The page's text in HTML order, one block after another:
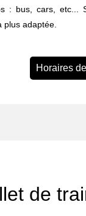
: bus, cars, etc...
plus adaptée.
Horaires
de